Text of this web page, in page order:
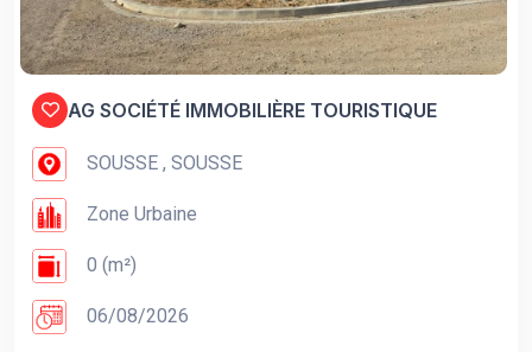
AG SOCIÉTÉ IMMOBILIÈRE TOURISTIQUE
SOUSSE , SOUSSE
Zone Urbaine
0 (m²)
06/08/2026